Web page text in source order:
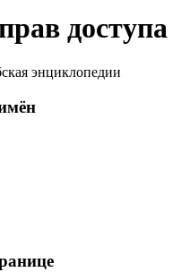
доступа
энциклопедии